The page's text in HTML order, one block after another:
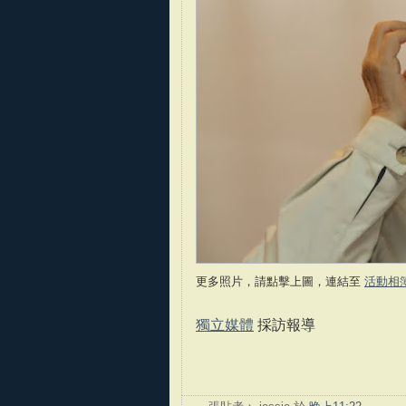
更多照片，請點擊上圖，連結至 活動相
獨立媒體 採訪報導